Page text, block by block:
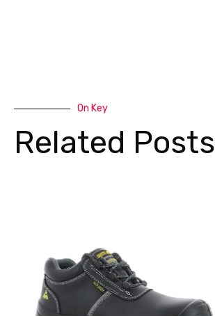
On Key
Related Posts